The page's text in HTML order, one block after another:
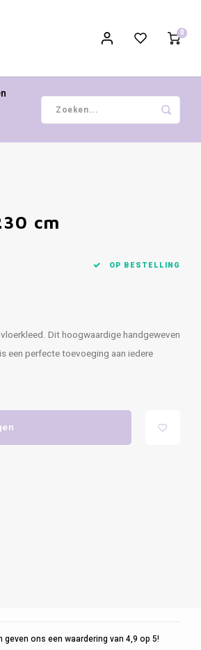
0
cm
OP BESTELLING
Dit hoogwaardige handgeweven
een perfecte toevoeging aan iedere
geven ons een waardering van 4,9 op 5!